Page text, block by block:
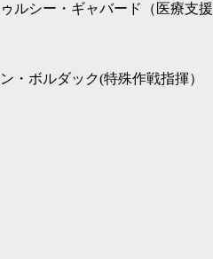
ルシー・ギャバード（医療支
・ボルダック(特殊作戦指揮）